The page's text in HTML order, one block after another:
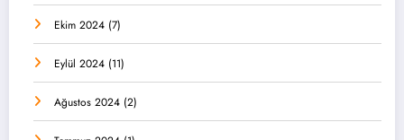
Ekim 2024 (7)
Eylül 2024 (11)
Ağustos 2024 (2)